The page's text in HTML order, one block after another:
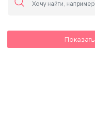
Показать